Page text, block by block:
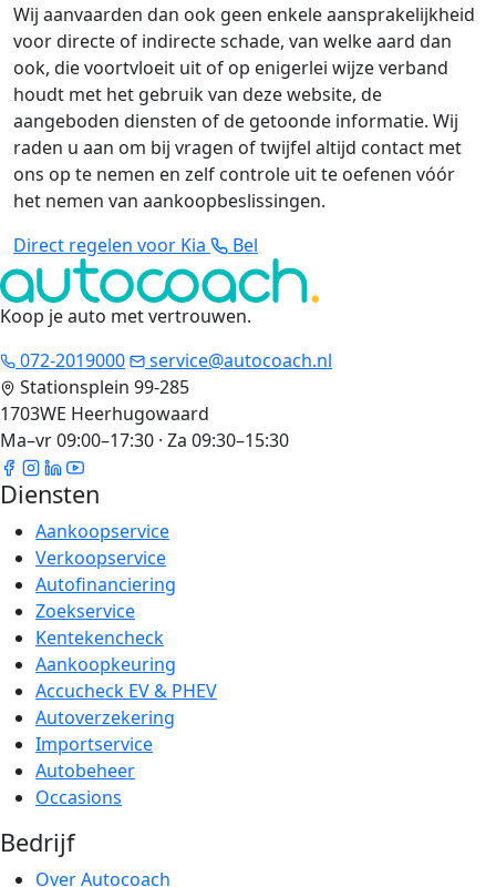
Wij aanvaarden dan ook geen enkele aansprakelijkheid
voor directe of indirecte schade, van welke aard dan
ook, die voortvloeit uit of op enigerlei wijze verband
houdt met het gebruik van deze website, de
aangeboden diensten of de getoonde informatie. Wij
raden u aan om bij vragen of twijfel altijd contact met
ons op te nemen en zelf controle uit te oefenen vóór
het nemen van aankoopbeslissingen.
Direct regelen voor Kia
Bel
Koop je auto met vertrouwen.
072-2019000
service@autocoach.nl
Stationsplein 99-285
1703WE Heerhugowaard
Ma–vr 09:00–17:30 · Za 09:30–15:30
Diensten
Aankoopservice
Verkoopservice
Autofinanciering
Zoekservice
Kentekencheck
Aankoopkeuring
Accucheck EV & PHEV
Autoverzekering
Importservice
Autobeheer
Occasions
Bedrijf
Over Autocoach